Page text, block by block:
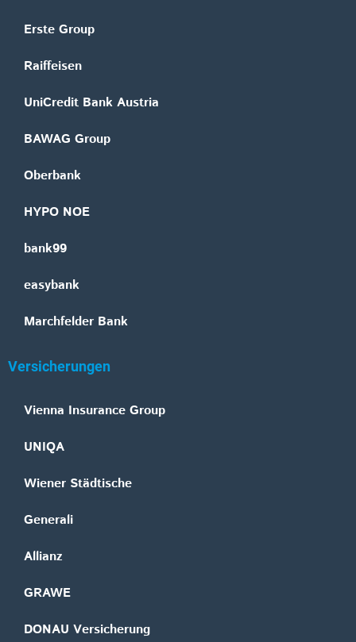
Erste Group
Raiffeisen
UniCredit Bank Austria
BAWAG Group
Oberbank
HYPO NOE
bank99
easybank
Marchfelder Bank
Versicherungen
Vienna Insurance Group
UNIQA
Wiener Städtische
Generali
Allianz
GRAWE
DONAU Versicherung